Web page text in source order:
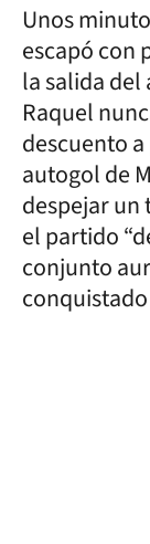
Unos
escapó con
la salida del
Raquel
descuento
autogol de
despejar un
el partido
conjunto